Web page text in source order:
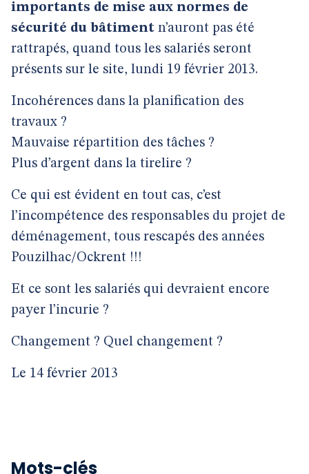
importants de mise aux normes de
sécurité du bâtiment n’auront pas été
rattrapés, quand tous les salariés seront
présents sur le site, lundi 19 février 2013.
Incohérences dans la planification des
travaux ?
Mauvaise répartition des tâches ?
Plus d’argent dans la tirelire ?
Ce qui est évident en tout cas, c’est
l’incompétence des responsables du projet de
déménagement, tous rescapés des années
Pouzilhac/Ockrent !!!
Et ce sont les salariés qui devraient encore
payer l’incurie ?
Changement ? Quel changement ?
Le 14 février 2013
Mots-clés